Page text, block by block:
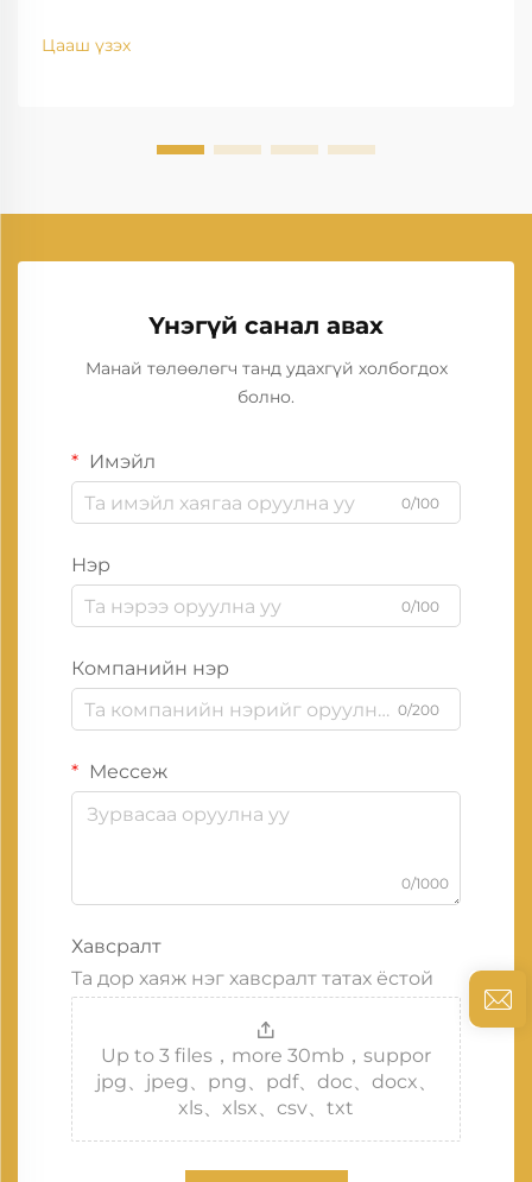
Цааш үзэх
Үнэгүй санал авах
Манай төлөөлөгч танд удахгүй холбогдох
болно.
Имэйл
0/100
Нэр
0/100
Компанийн нэр
0/200
Мессеж
0/1000
Хавсралт
Та дор хаяж нэг хавсралт татах ёстой
Up to 3 files，more 30mb，suppor
jpg、jpeg、png、pdf、doc、docx、
xls、xlsx、csv、txt